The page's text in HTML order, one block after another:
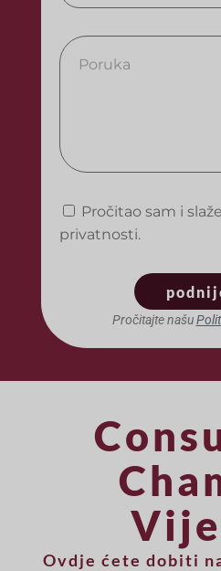
Pročitao sam i
privatnosti.
Pročitajte našu
Ovdje ćete dobiti